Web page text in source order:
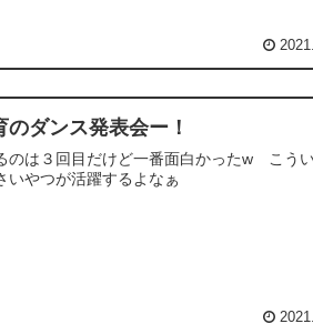
ダンス発表会ー！
のは３回目だけど一番面白かったw こう
いやつが活躍するよなぁ